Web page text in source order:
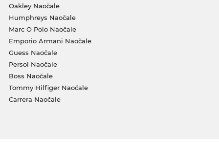
Oakley Naočale
Humphreys Naočale
Marc O Polo Naočale
Emporio Armani Naočale
Guess Naočale
Persol Naočale
Boss Naočale
Tommy Hilfiger Naočale
Carrera Naočale